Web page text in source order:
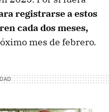
registrarse a estos
cada dos meses,
mes de febrero.